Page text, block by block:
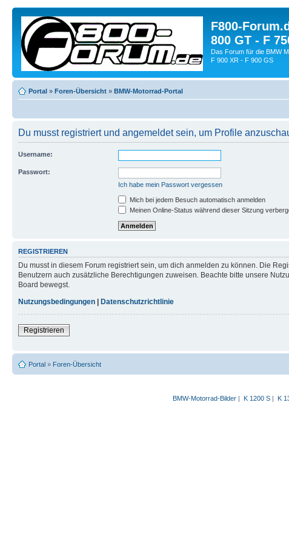
F800-
800 GT - F
Das Forum für die BMW
F 900 XR - F 900 GS
Portal » Foren-Übersicht » BMW-Motorrad-Portal
Du musst registriert und angemeldet sein, um Profile
Username:
Passwort:
Ich habe mein Passwort vergessen
Mich bei jedem Besuch automatisch anmelden
Meinen Online-Status während dieser Sitzung
REGISTRIEREN
Du musst in diesem Forum registriert sein, um dich anmelden zu können. Die
Benutzern auch zusätzliche Berechtigungen zuweisen. Beachte bitte unsere
Board bewegst.
Nutzungsbedingungen
Datenschutzrichtlinie
Registrieren
Portal » Foren-Übersicht
BMW-Motorrad-Bilder| K 1200 S| K